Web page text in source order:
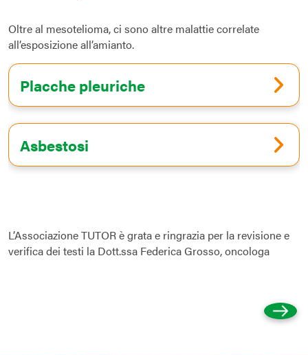
Oltre al mesotelioma, ci sono altre malattie correlate
all’esposizione all’amianto.
Placche pleuriche
Asbestosi
L’Associazione TUTOR è grata e ringrazia per la revisione e
verifica dei testi la Dott.ssa Federica Grosso, oncologa